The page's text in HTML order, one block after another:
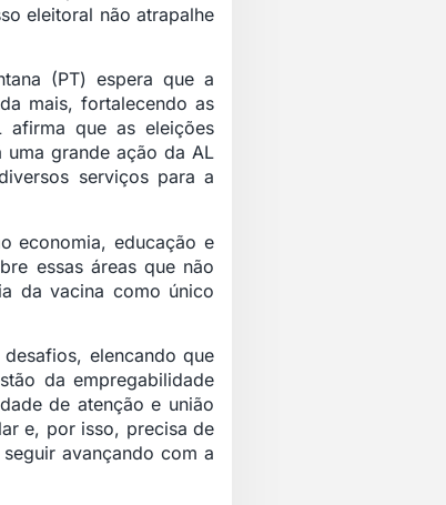
eleitoral não atrapalhe
(PT) espera que a
mais, fortalecendo as
afirma que as eleições
uma grande ação da AL
serviços para a
economia, educação e
essas áreas que não
da vacina como único
elencando que
da empregabilidade
de atenção e união
e, por isso, precisa de
avançando com a